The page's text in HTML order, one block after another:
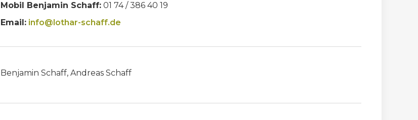
Mobil Benjamin Schaff:01 74 / 386 40 19
Email:info@lothar-schaff.de
Benjamin Schaff, Andreas Schaff